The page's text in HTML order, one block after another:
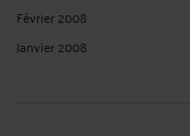
Février 2008
Janvier 2008